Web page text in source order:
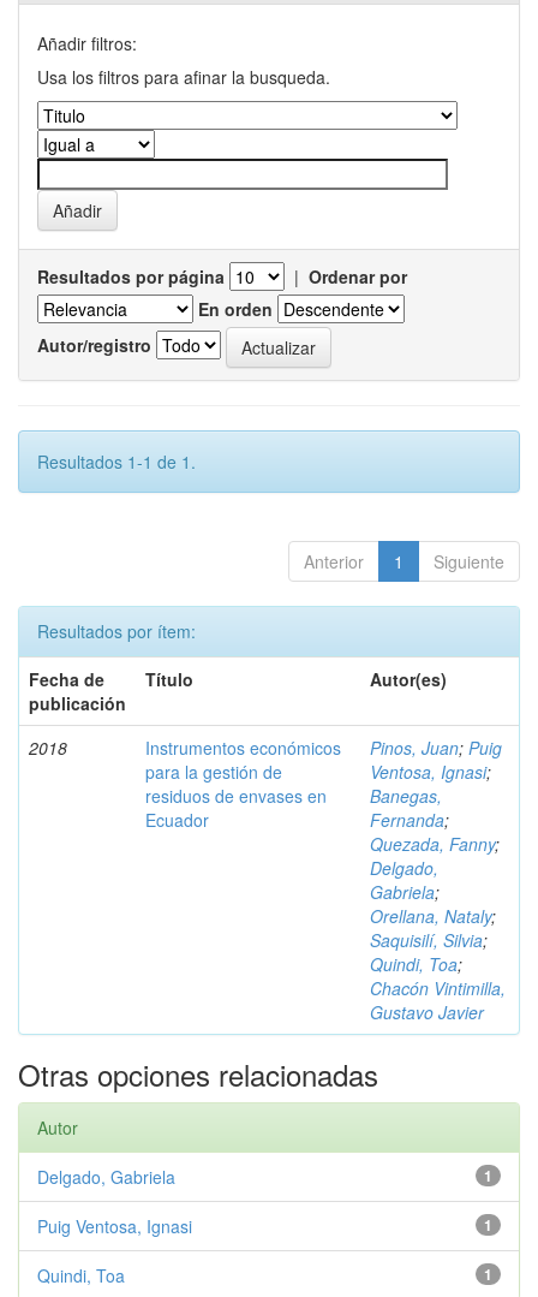
Añadir filtros:
Usa los filtros para afinar la busqueda.
Resultados por página | Ordenar por
En orden
Autor/registro
Resultados 1-1 de 1.
Anterior 1 Siguiente
Resultados por ítem:
Fecha de
publicación
Título Autor(es)
2018
Instrumentos económicos
para la gestión de
residuos de envases en
Ecuador
Pinos, Juan; Puig
Ventosa, Ignasi;
Banegas,
Fernanda;
Quezada, Fanny;
Delgado,
Gabriela;
Orellana, Nataly;
Saquisilí, Silvia;
Quindi, Toa;
Chacón Vintimilla,
Gustavo Javier
Otras opciones relacionadas
Autor
1
Delgado, Gabriela
1
Puig Ventosa, Ignasi
1
Quindi, Toa